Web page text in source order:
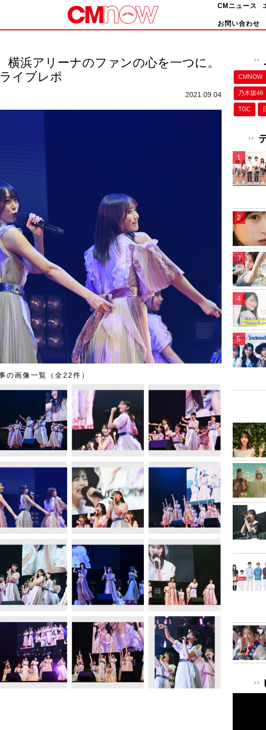
CMニュース
お問い合わせ
横浜アリーナのファンの心を一つに。
イブレポ
2021.09.04
の画像一覧（全22件）
CMNOW
乃木坂46
TGC